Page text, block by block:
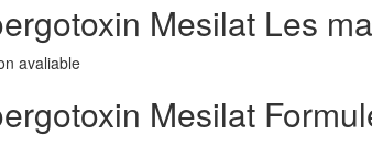
Mesilat Les
avaliable
Mesilat